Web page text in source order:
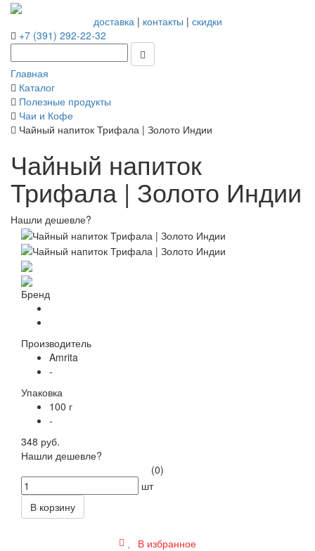
доставка| контакты | скидки
+7 (391) 292-22-32
Главная
Каталог
Полезные продукты
Чаи и Кофе
Чайный напиток Трифала | Золото Индии
Чайный напиток
Трифала | Золото Индии
Нашли дешевле?
Бренд
Производитель
Amrita
-
Упаковка
100 г
-
348 руб.
Нашли дешевле?
(0)
шт
В корзину
В избранное